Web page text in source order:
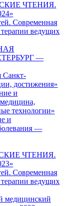
ЧТЕНИЯ.
Современная
ведущих
—
Санкт-
достижения»
и
технологии»
и
—
ЧТЕНИЯ.
Современная
ведущих
медицинский